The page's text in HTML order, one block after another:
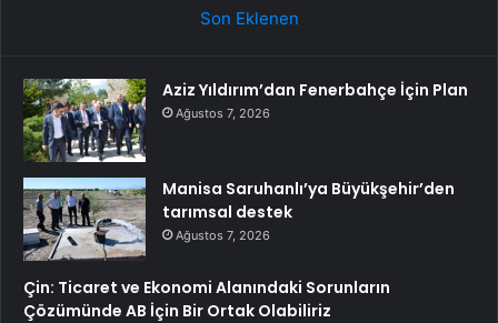
Son Eklenen
Aziz Yıldırım’dan Fenerbahçe İçin Plan
Ağustos 7, 2026
Manisa Saruhanlı’ya Büyükşehir’den
tarımsal destek
Ağustos 7, 2026
Çin: Ticaret ve Ekonomi Alanındaki Sorunların
Çözümünde AB İçin Bir Ortak Olabiliriz